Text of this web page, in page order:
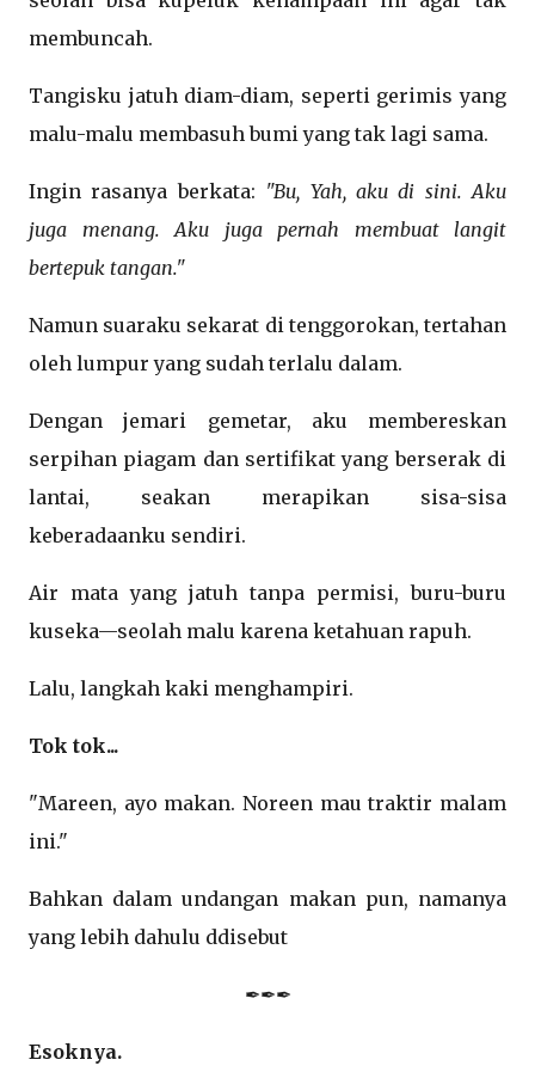
membuncah.
Tangisku jatuh diam-diam, seperti gerimis yang
malu-malu membasuh bumi yang tak lagi sama.
Ingin rasanya berkata: "Bu, Yah, aku di sini. Aku
juga menang. Aku juga pernah membuat langit
bertepuk tangan."
Namun suaraku sekarat di tenggorokan, tertahan
oleh lumpur yang sudah terlalu dalam.
Dengan jemari gemetar, aku membereskan
serpihan piagam dan sertifikat yang berserak di
lantai, seakan merapikan sisa-sisa
keberadaanku sendiri.
Air mata yang jatuh tanpa permisi, buru-buru
kuseka—seolah malu karena ketahuan rapuh.
Lalu, langkah kaki menghampiri.
Tok tok...
"Mareen, ayo makan. Noreen mau traktir malam
ini."
Bahkan dalam undangan makan pun, namanya
yang lebih dahulu ddisebut
✒✒✒
Esoknya.